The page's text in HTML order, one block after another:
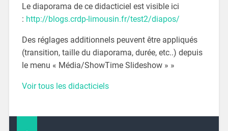
Le diaporama de ce didacticiel est visible ici
: http://blogs.crdp-limousin.fr/test2/diapos/
Des réglages additionnels peuvent être appliqués
(transition, taille du diaporama, durée, etc..) depuis
le menu « Média/ShowTime Slideshow » »
Voir tous les didacticiels